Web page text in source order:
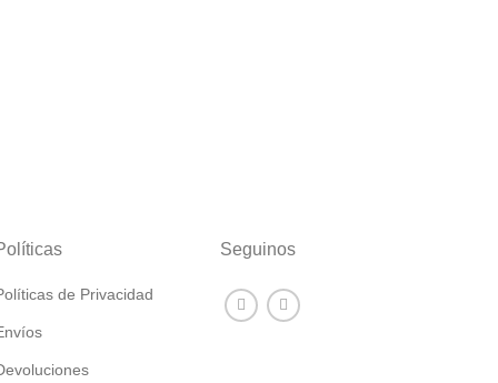
de Privacidad
Seguinos